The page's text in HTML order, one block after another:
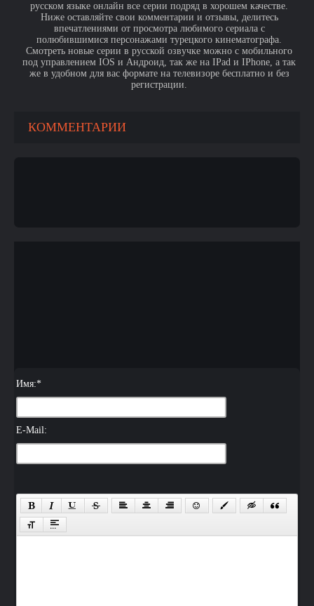
русском языке онлайн все серии подряд в хорошем качестве.
Ниже оставляйте свои комментарии и отзывы, делитесь
впечатлениями от просмотра любимого сериала с
полюбившимися персонажами турецкого кинематографа.
Смотреть новые серии в русской озвучке можно с мобильного
под управлением IOS и Андроид, так же на IPad и IPhone, а так
же в удобном для вас формате на телевизоре бесплатно и без
регистрации.
КОММЕНТАРИИ
Имя:*
E-Mail: